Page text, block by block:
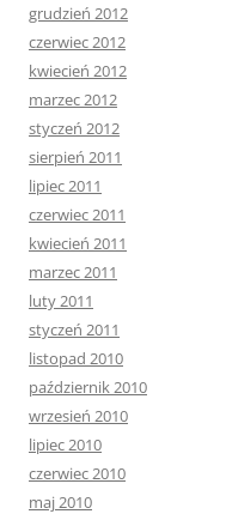
grudzień 2012
czerwiec 2012
kwiecień 2012
marzec 2012
styczeń 2012
sierpień 2011
lipiec 2011
czerwiec 2011
kwiecień 2011
marzec 2011
luty 2011
styczeń 2011
listopad 2010
październik 2010
wrzesień 2010
lipiec 2010
czerwiec 2010
maj 2010